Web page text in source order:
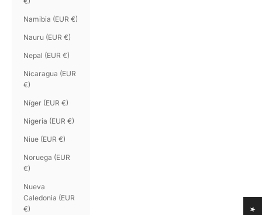
Namibia (EUR €)
Nauru (EUR €)
Nepal (EUR €)
Nicaragua (EUR
€)
Níger (EUR €)
Nigeria (EUR €)
Niue (EUR €)
Noruega (EUR
€)
Nueva
Caledonia (EUR
€)